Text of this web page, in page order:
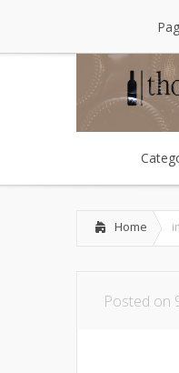
Home
Posted on